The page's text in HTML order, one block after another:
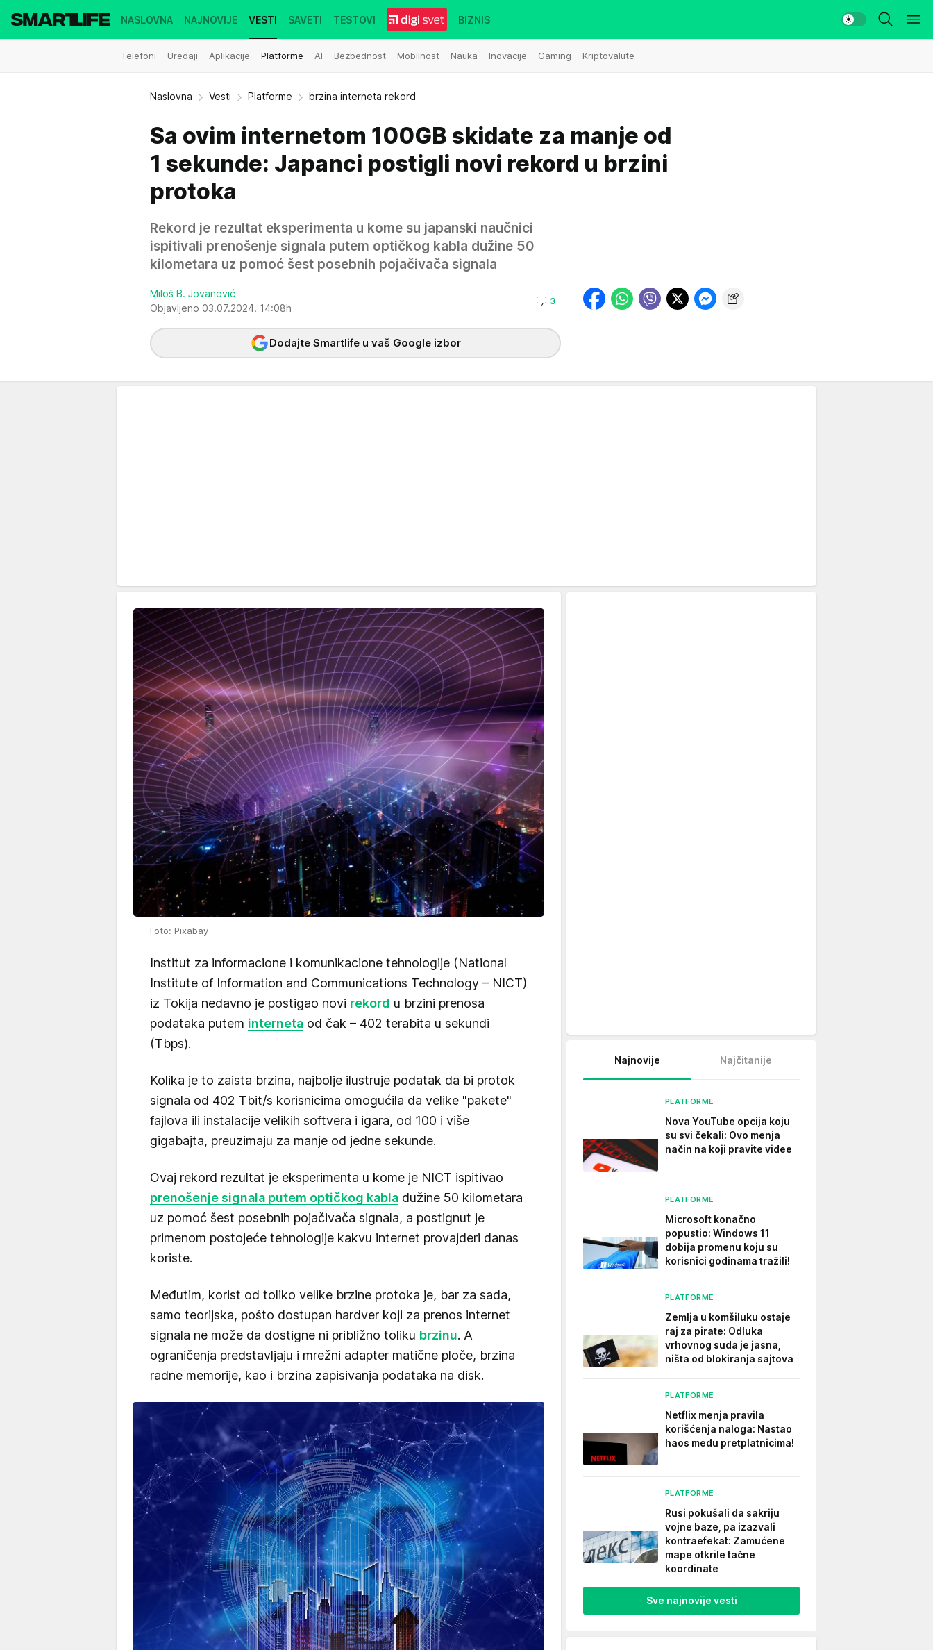
NASLOVNA NAJNOVIJE VESTI
Telefoni Uređaji Aplikacije Platforme AI Bezbednost Mobilnost Nauka Inovacije Gaming Kriptovalute
SAVETI TESTOVI BIZNIS
Naslovna Vesti Platforme brzina interneta rekord
Sa ovim internetom 100GB skidate za manje od
1 sekunde: Japanci postigli novi rekord u brzini
protoka
Rekord je rezultat eksperimenta u kome su japanski naučnici
ispitivali prenošenje signala putem optičkog kabla dužine 50
kilometara uz pomoć šest posebnih pojačivača signala
Miloš B. Jovanović
Objavljeno 03.07.2024. 14:08h
3
Dodajte Smartlife u vaš Google izbor
Foto: Pixabay
Institut za informacione i komunikacione tehnologije (National
Institute of Information and Communications Technology – NICT)
iz Tokija nedavno je postigao novi rekord u brzini prenosa
podataka putem interneta od čak – 402 terabita u sekundi
(Tbps).
Kolika je to zaista brzina, najbolje ilustruje podatak da bi protok
signala od 402 Tbit/s korisnicima omogućila da velike "pakete"
fajlova ili instalacije velikih softvera i igara, od 100 i više
gigabajta, preuzimaju za manje od jedne sekunde.
Ovaj rekord rezultat je eksperimenta u kome je NICT ispitivao
prenošenje signala putem optičkog kabla dužine 50 kilometara
uz pomoć šest posebnih pojačivača signala, a postignut je
primenom postojeće tehnologije kakvu internet provajderi danas
koriste.
Međutim, korist od toliko velike brzine protoka je, bar za sada,
samo teorijska, pošto dostupan hardver koji za prenos internet
signala ne može da dostigne ni približno toliku brzinu. A
ograničenja predstavljaju i mrežni adapter matične ploče, brzina
radne memorije, kao i brzina zapisivanja podataka na disk.
Najnovije Najčitanije
PLATFORME
Nova YouTube opcija koju
su svi čekali: Ovo menja
način na koji pravite videe
PLATFORME
Microsoft konačno
popustio: Windows 11
dobija promenu koju su
korisnici godinama tražili!
PLATFORME
Zemlja u komšiluku ostaje
raj za pirate: Odluka
vrhovnog suda je jasna,
ništa od blokiranja sajtova
PLATFORME
Netflix menja pravila
korišćenja naloga: Nastao
haos među pretplatnicima!
PLATFORME
Rusi pokušali da sakriju
vojne baze, pa izazvali
kontraefekat: Zamućene
mape otkrile tačne
koordinate
Sve najnovije vesti